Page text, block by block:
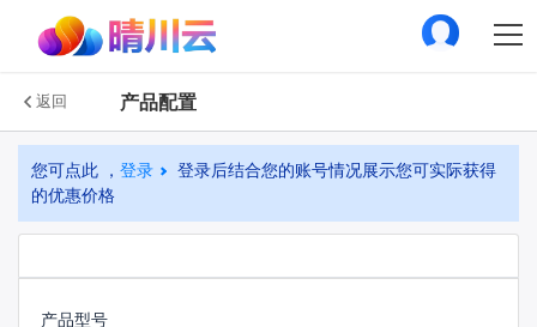
返回 产品配置
您可点此 ， 登录
登录后结合您的账号情况展示您可实际获得
的优惠价格
产品型号